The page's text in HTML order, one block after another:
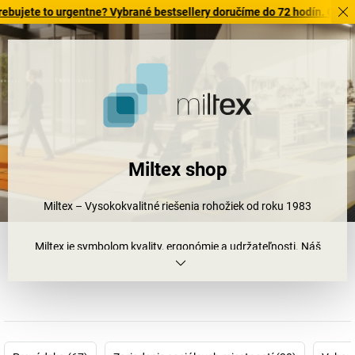
to urgentne? Vybrané bestsellery doručíme do 72 hodín. Objavte
Miltex shop
Miltex – Vysokokvalitné riešenia rohožiek od roku 1983
Miltex je symbolom kvality, ergonómie a udržateľnosti. Náš
sortiment zahŕňa protišmykové rohožky pre pracoviská – voliteľne
s uzavretým alebo perforovaným povrchom – ideálne pre
Objavte tiež odolné rohožky na zachytávanie nečistôt do